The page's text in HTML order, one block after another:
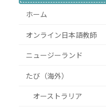
ホーム
オンライン日本語教師
ニュージーランド
たび（海外）
オーストラリア